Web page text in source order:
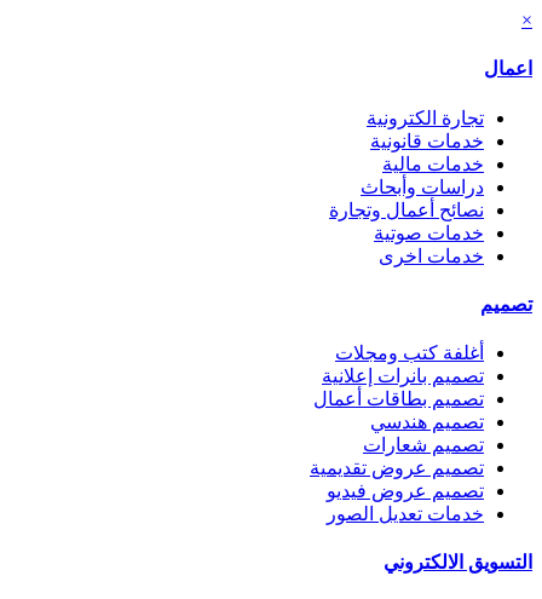
×
اعمال
تجارة الكترونية
خدمات قانونية
خدمات مالية
دراسات وأبحاث
نصائح أعمال وتجارة
خدمات صوتية
خدمات اخرى
تصميم
أغلفة كتب ومجلات
تصميم بانرات إعلانية
تصميم بطاقات أعمال
تصميم هندسي
تصميم شعارات
تصميم عروض تقديمية
تصميم عروض فيديو
خدمات تعديل الصور
التسويق الالكتروني